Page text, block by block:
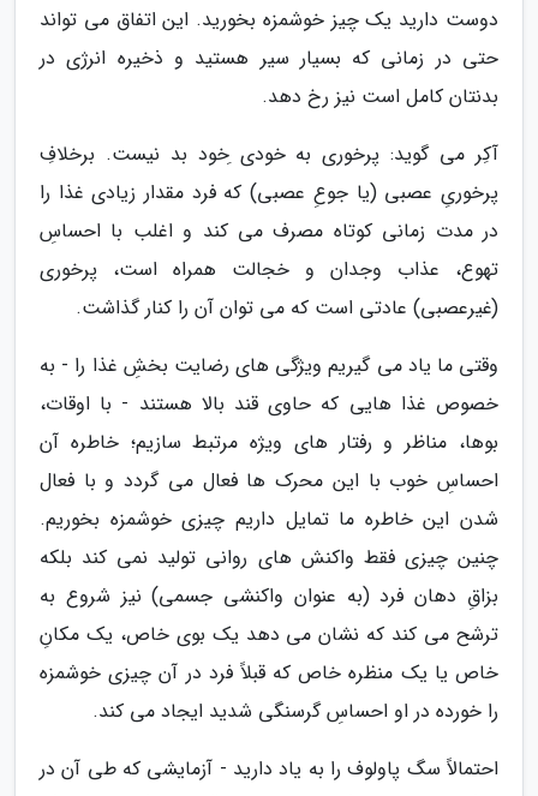
دوست دارید یک چیز خوشمزه بخورید. این اتفاق می تواند
حتی در زمانی که بسیار سیر هستید و ذخیره انرژی در
بدنتان کامل است نیز رخ دهد.
آکِر می گوید: پرخوری به خودی ِخود بد نیست. برخلافِ
پرخوریِ عصبی (یا جوعِ عصبی) که فرد مقدار زیادی غذا را
در مدت زمانی کوتاه مصرف می کند و اغلب با احساسِ
تهوع، عذاب وجدان و خجالت همراه است، پرخوری
(غیرعصبی) عادتی است که می توان آن را کنار گذاشت.
وقتی ما یاد می گیریم ویژگی های رضایت بخشِ غذا را - به
خصوص غذا هایی که حاوی قند بالا هستند - با اوقات،
بوها، مناظر و رفتار های ویژه مرتبط سازیم؛ خاطره آن
احساسِ خوب با این محرک ها فعال می گردد و با فعال
شدن این خاطره ما تمایل داریم چیزی خوشمزه بخوریم.
چنین چیزی فقط واکنش های روانی تولید نمی کند بلکه
بزاقِ دهان فرد (به عنوان واکنشی جسمی) نیز شروع به
ترشح می کند که نشان می دهد یک بوی خاص، یک مکانِ
خاص یا یک منظره خاص که قبلاً فرد در آن چیزی خوشمزه
را خورده در او احساسِ گرسنگی شدید ایجاد می کند.
احتمالاً سگ پاولوف را به یاد دارید - آزمایشی که طی آن در